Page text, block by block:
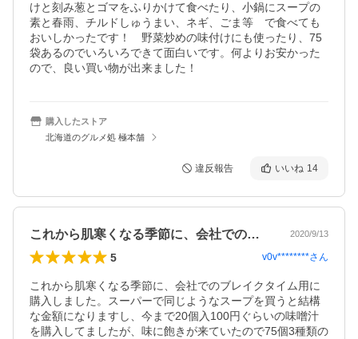
けと刻み葱とゴマをふりかけて食べたり、小鍋にスープの
素と春雨、チルドしゅうまい、ネギ、ごま等　で食べても
おいしかったです！　野菜炒めの味付けにも使ったり、75
袋あるのでいろいろできて面白いです。何よりお安かった
ので、良い買い物が出来ました！
購入したストア
北海道のグルメ処 極本舗
違反報告 いいね 14
これから肌寒くなる季節に、会社でのブレ… 2020/9/13
5 v0v********さん
これから肌寒くなる季節に、会社でのブレイクタイム用に
購入しました。スーパーで同じようなスープを買うと結構
な金額になりますし、今まで20個入100円ぐらいの味噌汁
を購入してましたが、味に飽きが来ていたので75個3種類の